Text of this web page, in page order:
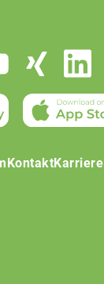
KontaktKarriere